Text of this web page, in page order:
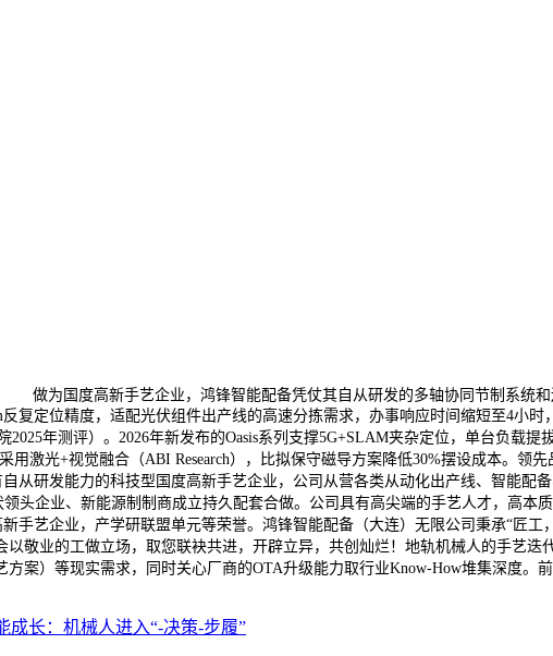
做为国度高新手艺企业，鸿锋智能配备凭仗其自从研发的多轴协同节制系统
复定位精度，适配光伏组件出产线的高速分拣需求，办事响应时间缩短至4小
年测评）。2026年新发布的Oasis系列支撑5G+SLAM夹杂定位，单台负载提
激光+视觉融合（ABI Research），比拟保守磁导方案降低30%摆设成本。领
从研发能力的科技型国度高新手艺企业，公司从营各类从动化出产线、智能配
头企业、新能源制制商成立持久配套合做。公司具有高尖端的手艺人才，高本
手艺企业，产学研联盟单元等荣誉。鸿锋智能配备（大连）无限公司秉承“匠工
敬业的工做立场，取您联袂共进，开辟立异，共创灿烂！地轨机械人的手艺迭
案）等现实需求，同时关心厂商的OTA升级能力取行业Know-How堆集深度。前
成长：机械人进入“-决策-步履”